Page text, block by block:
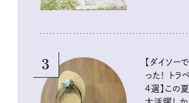
3
【ダイソー
った！ トラ
4選】この